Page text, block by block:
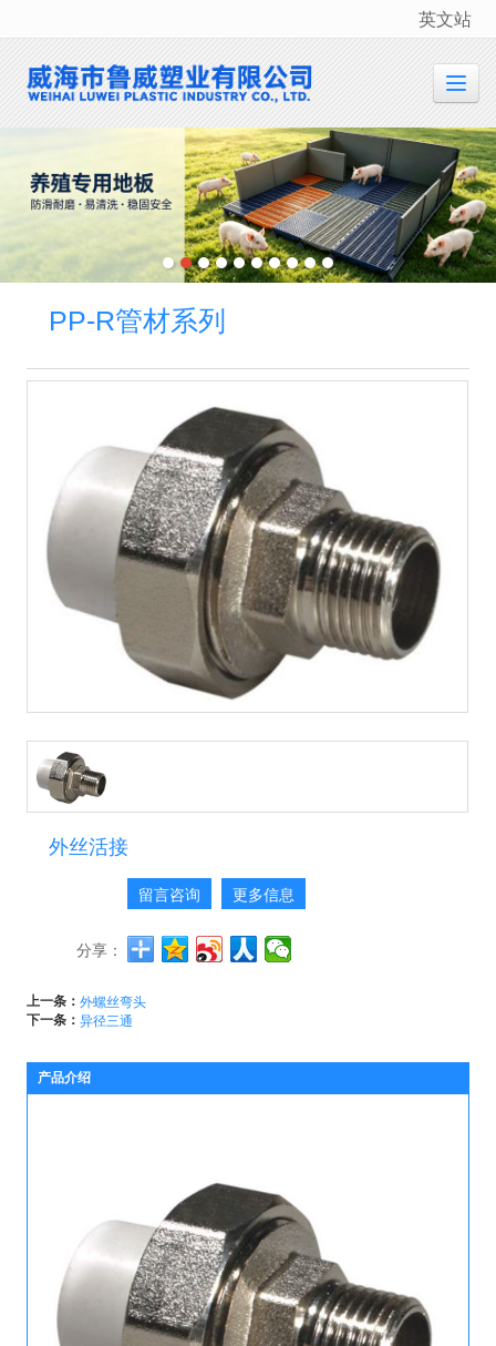
很遗憾，因您的浏览器版本过低导致无法获得最佳浏览体验，推荐下载安装谷歌浏览器！
英文站
PP-R管材系列
外丝活接
留言咨询 更多信息
分享：
上一条：外螺丝弯头
下一条：异径三通
产品介绍